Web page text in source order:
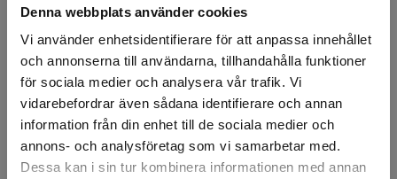
Denna webbplats använder cookies
Vi använder enhetsidentifierare för att anpassa innehållet
och annonserna till användarna, tillhandahålla funktioner
för sociala medier och analysera vår trafik. Vi
vidarebefordrar även sådana identifierare och annan
information från din enhet till de sociala medier och
annons- och analysföretag som vi samarbetar med.
Dessa kan i sin tur kombinera informationen med annan
Lägg i varukorgen
Snabba leveranser
Kvalitetsprodukter
Över 30 år i branschen!
Lagerstatus